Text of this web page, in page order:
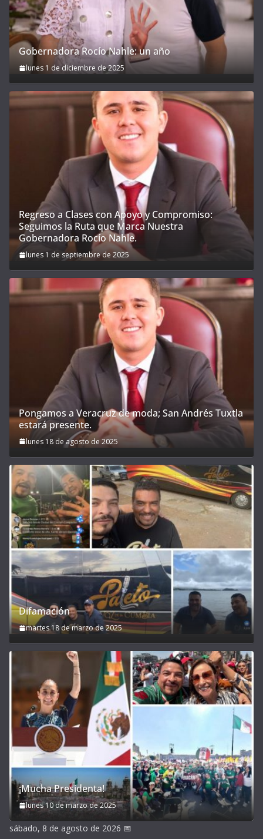
Gobernadora Rocío Nahle: un año
lunes 1 de diciembre de 2025
Regreso a Clases con Apoyo y Compromiso:
Seguimos la Ruta que Marca Nuestra
Gobernadora Rocío Nahle.
lunes 1 de septiembre de 2025
Pongamos a Veracruz de moda; San Andrés Tuxtla
estará presente.
lunes 18 de agosto de 2025
Difamación
martes 18 de marzo de 2025
¡Mucha Presidenta!
lunes 10 de marzo de 2025
sábado, 8 de agosto de 2026 📅